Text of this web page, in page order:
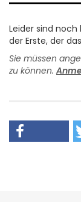
Leider sind noch
der Erste, der
Sie müssen
zu können.